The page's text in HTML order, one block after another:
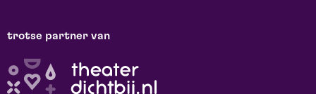
trotse partner van